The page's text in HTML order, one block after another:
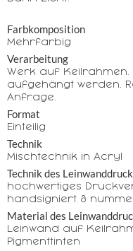
Farbkomposition
Mehrfarbig
Verarbeitung
Werk auf
aufgehängt werden.
Anfrage.
Format
Einteilig
Technik
Mischtechnik in Acryl
Technik des
hochwertiges
handsigniert &
Material des
Leinwand auf
Pigmenttinten